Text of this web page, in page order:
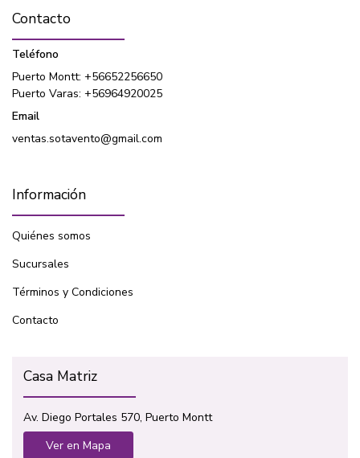
Contacto
Teléfono
Puerto Montt: +56652256650
Puerto Varas: +56964920025
Email
ventas.sotavento@gmail.com
Información
Quiénes somos
Sucursales
Términos y Condiciones
Contacto
Casa Matriz
Av. Diego Portales 570, Puerto Montt
Ver en Mapa